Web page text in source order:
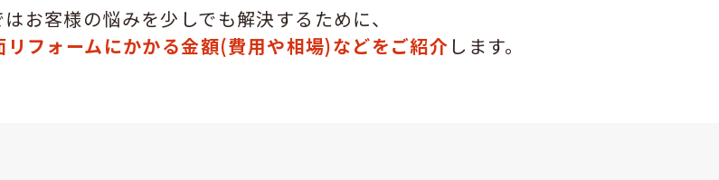
お客様の悩みを少しでも解決するために、
リフォームにかかる金額(費用や相場)などをご紹介 します。